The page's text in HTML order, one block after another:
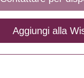
Aggiungi alla